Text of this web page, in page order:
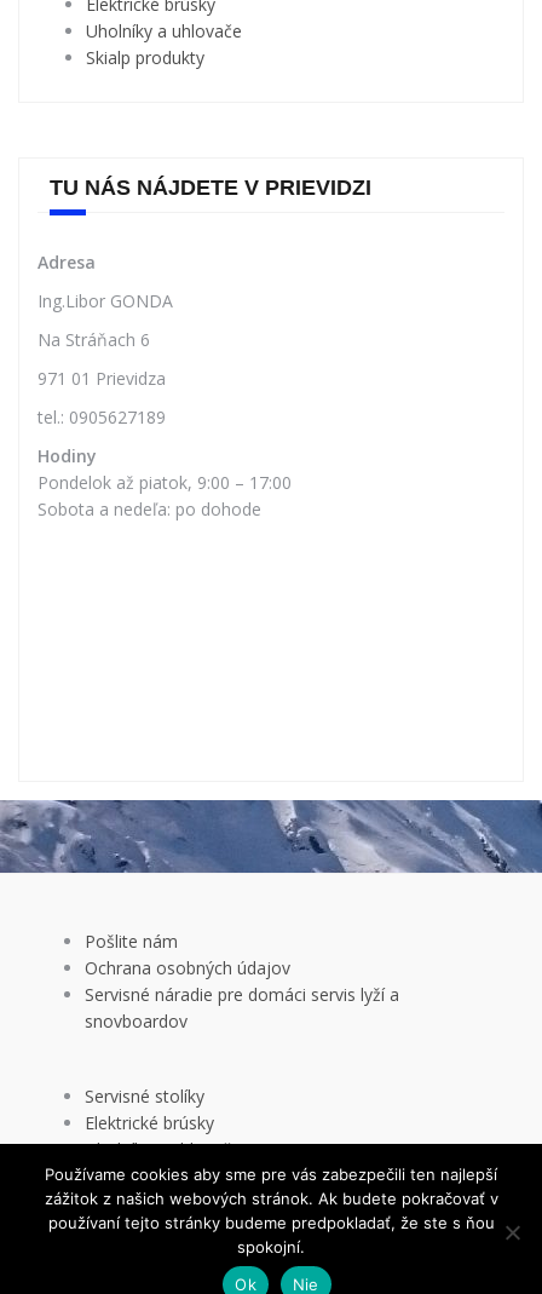
Elektrické brúsky
Uholníky a uhlovače
Skialp produkty
TU NÁS NÁJDETE V PRIEVIDZI
Adresa
Ing.Libor GONDA
Na Stráňach 6
971 01 Prievidza
tel.: 0905627189
Hodiny
Pondelok až piatok, 9:00 – 17:00
Sobota a nedeľa: po dohode
Pošlite nám
Ochrana osobných údajov
Servisné náradie pre domáci servis lyží a
snovboardov
Servisné stolíky
Elektrické brúsky
Skialp produkty
This website uses cookies to improve your experience. We'll
assume you're ok with this, but you can opt-out if you wish.
Cookie settings
Používame cookies aby sme pre vás zabezpečili ten najlepší
zážitok z našich webových stránok. Ak budete pokračovať v
používaní tejto stránky budeme predpokladať, že ste s ňou
spokojní.
Ok
Nie